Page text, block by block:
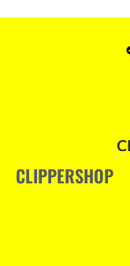
CLIPPERSHOP